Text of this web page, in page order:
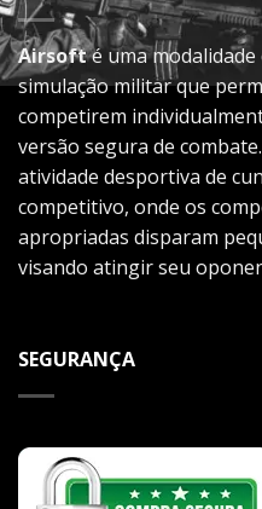
Airsofté uma
simulação militar que
competirem
versão segura de
atividade desportiva de
competitivo, onde os
apropriadas disparam
visando atingir seu
SEGURANÇA